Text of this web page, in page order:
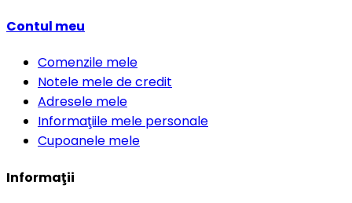
Contul meu
Comenzile mele
Notele mele de credit
Adresele mele
Informaţiile mele personale
Cupoanele mele
Informaţii